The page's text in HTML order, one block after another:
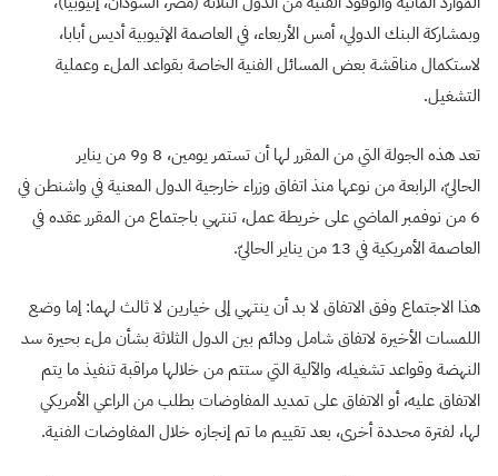
وبمشاركة البنك الدولي، أمس الأربعاء، في العاصمة الإثيوبية أديس أبابا،
لاستكمال مناقشة بعض المسائل الفنية الخاصة بقواعد الملء وعملية
التشغيل.
تعد هذه الجولة التي من المقرر لها أن تستمر يومين، 8 و9 من يناير
الحاليّ، الرابعة من نوعها منذ اتفاق وزراء خارجية الدول المعنية في واشنطن في
6 من نوفمبر الماضي على خريطة عمل، تنتهي باجتماع من المقرر عقده في
العاصمة الأمريكية في 13 من يناير الحاليّ.
هذا الاجتماع وفق الاتفاق لا بد أن ينتهي إلى خيارين لا ثالث لهما: إما وضع
اللمسات الأخيرة لاتفاق شامل ودائم بين الدول الثلاثة بشأن ملء بحيرة سد
النهضة وقواعد تشغيله، والآلية التي ستتم من خلالها مراقبة تنفيذ ما يتم
الاتفاق عليه، أو الاتفاق على تمديد المفاوضات بطلب من الراعي الأمريكي
لها، لفترة محددة أخرى، بعد تقييم ما تم إنجازه خلال المفاوضات الفنية.